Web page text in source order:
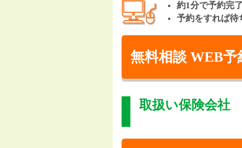
約1分で予約完了
予約をすれば待
無料相談 WEB予
取扱い保険会社